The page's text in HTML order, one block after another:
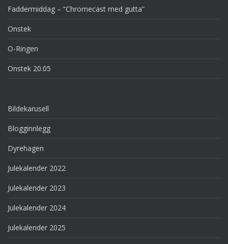
Faddermiddag – “Chromecast med gutta”
Onstek
O-Ringen
Onstek 20.05
Bildekarusell
Blogginnlegg
Dyrehagen
Julekalender 2022
Julekalender 2023
Julekalender 2024
Julekalender 2025